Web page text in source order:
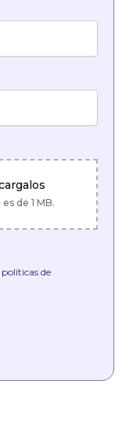
de 1 MB.
políticas de